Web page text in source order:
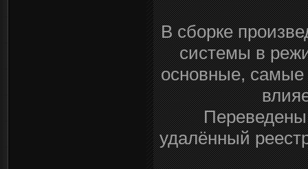
В сборке
системы в
основные, самые
удалённый